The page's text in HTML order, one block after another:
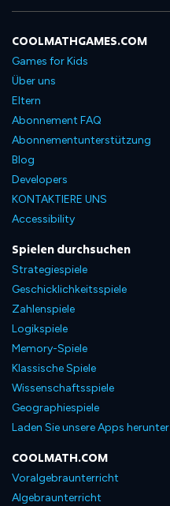
COOLMATHGAMES.COM
Games for Kids
Über uns
Eltern
Abonnement FAQ
Abonnementunterstützung
Blog
Developers
KONTAKTIERE UNS
Accessibility
Spielen durchsuchen
Strategiespiele
Geschicklichkeitsspiele
Zahlenspiele
Logikspiele
Memory-Spiele
Klassische Spiele
Wissenschaftsspiele
Geographiespiele
Laden Sie unsere Apps herunter
COOLMATH.COM
Voralgebraunterricht
Algebraunterricht